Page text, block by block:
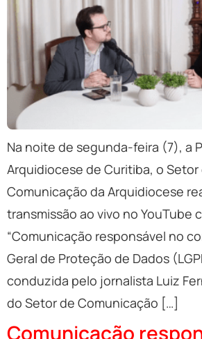
Na noite de segunda-feira (7), a
Arquidiocese de Curitiba, o Setor
Comunicação da Arquidiocese
transmissão ao vivo no YouTube
“Comunicação responsável no
Geral de Proteção de Dados
conduzida pelo jornalista Luiz
do Setor de Comunicação […]
Comunicação